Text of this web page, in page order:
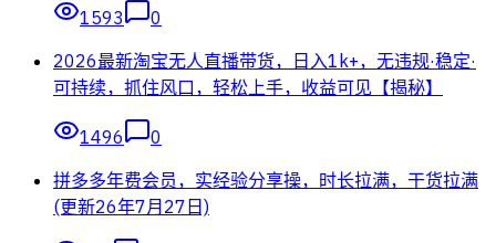
1593
0
2026最新淘宝无人直播带货，日入1k+，无违规·稳定·
可持续，抓住风口，轻松上手，收益可见【揭秘】
1496
0
拼多多年费会员，实经验分享操，时长拉满，干货拉满
(更新26年7月27日)